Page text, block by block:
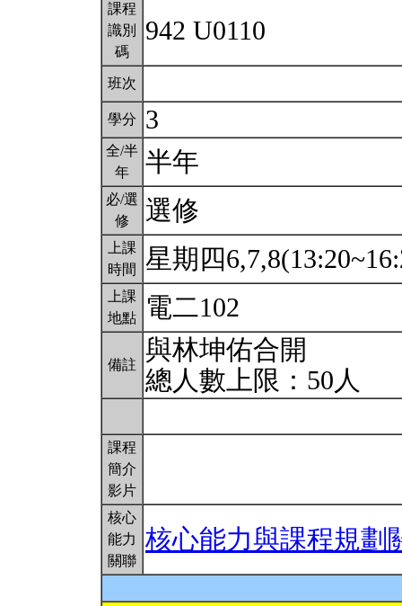
課程
識別
碼
942 U0110
班次
學分 3
全/半
年
半年
必/選
修
選修
上課
時間
星期四
上課
地點
電二102
備註
與林坤佑合開
總人數上限：50人
課程
簡介
影片
核心
能力
關聯
核心能力與課程規劃